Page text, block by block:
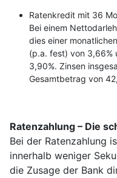
Ratenkredit mit 36
Bei einem
dies einer
(p.a. fest) von 3,66%
3,90%. Zinsen
Gesamtbetrag von
Ratenzahlung – Die
Bei der Ratenzahlung
innerhalb weniger
die Zusage der Bank